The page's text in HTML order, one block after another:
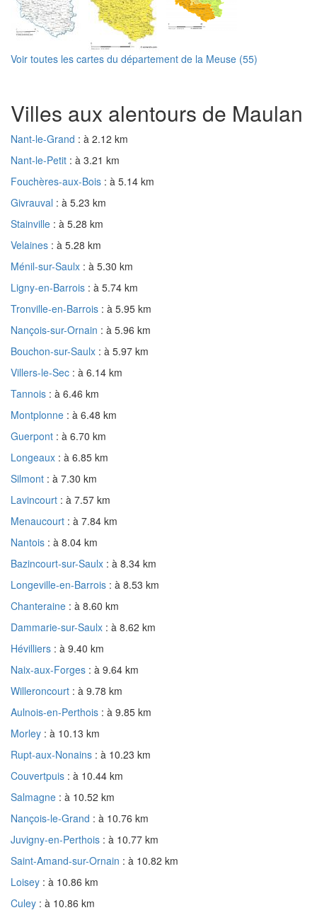
Voir toutes les cartes du département de la Meuse (55)
Villes aux alentours de Maulan
Nant-le-Grand : à 2.12 km
Nant-le-Petit : à 3.21 km
Fouchères-aux-Bois : à 5.14 km
Givrauval : à 5.23 km
Stainville : à 5.28 km
Velaines : à 5.28 km
Ménil-sur-Saulx : à 5.30 km
Ligny-en-Barrois : à 5.74 km
Tronville-en-Barrois : à 5.95 km
Nançois-sur-Ornain : à 5.96 km
Bouchon-sur-Saulx : à 5.97 km
Villers-le-Sec : à 6.14 km
Tannois : à 6.46 km
Montplonne : à 6.48 km
Guerpont : à 6.70 km
Longeaux : à 6.85 km
Silmont : à 7.30 km
Lavincourt : à 7.57 km
Menaucourt : à 7.84 km
Nantois : à 8.04 km
Bazincourt-sur-Saulx : à 8.34 km
Longeville-en-Barrois : à 8.53 km
Chanteraine : à 8.60 km
Dammarie-sur-Saulx : à 8.62 km
Hévilliers : à 9.40 km
Naix-aux-Forges : à 9.64 km
Willeroncourt : à 9.78 km
Aulnois-en-Perthois : à 9.85 km
Morley : à 10.13 km
Rupt-aux-Nonains : à 10.23 km
Couvertpuis : à 10.44 km
Salmagne : à 10.52 km
Nançois-le-Grand : à 10.76 km
Juvigny-en-Perthois : à 10.77 km
Saint-Amand-sur-Ornain : à 10.82 km
Loisey : à 10.86 km
Culey : à 10.86 km